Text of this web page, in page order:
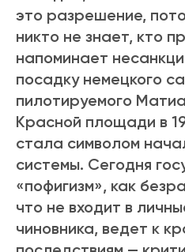
это разрешение,
никто не знает, кто
напоминает
посадку немецкого
пилотируемого
Красной площади в
стала символом
системы. Сегодня
«пофигизм», как
что не входит в
чиновника, ведет к